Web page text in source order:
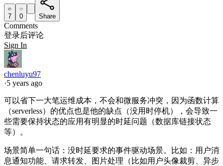
7 0 Share
Comments
登录后评论
Sign In
chenluyu97
·5 years ago
可以省下一大笔运维成本，不会和微服务冲突，因为函数计算
（serverless）的优点也是他的缺点（没用时停机），会导致一
些需要保持状态的应用有明显的时延问题（数据库链接状态
等）。
场景简单一句话：没时延要求的事件驱动场景。比如：用户消
息通知功能、请求转发、图片处理（比如用户头像裁剪、异步